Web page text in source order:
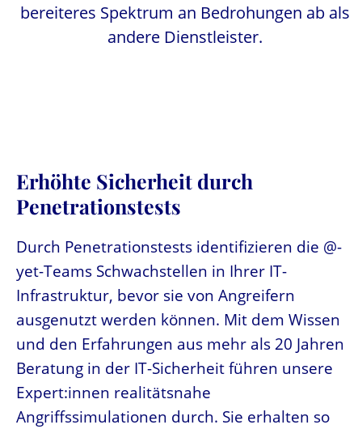
bereiteres Spektrum an Bedrohungen ab als
andere Dienstleister.
Erhöhte Sicherheit durch
Penetrationstests
Durch Penetrationstests identifizieren die @-
yet-Teams Schwachstellen in Ihrer IT-
Infrastruktur, bevor sie von Angreifern
ausgenutzt werden können. Mit dem Wissen
und den Erfahrungen aus mehr als 20 Jahren
Beratung in der IT-Sicherheit führen unsere
Expert:innen realitätsnahe
Angriffssimulationen durch. Sie erhalten so